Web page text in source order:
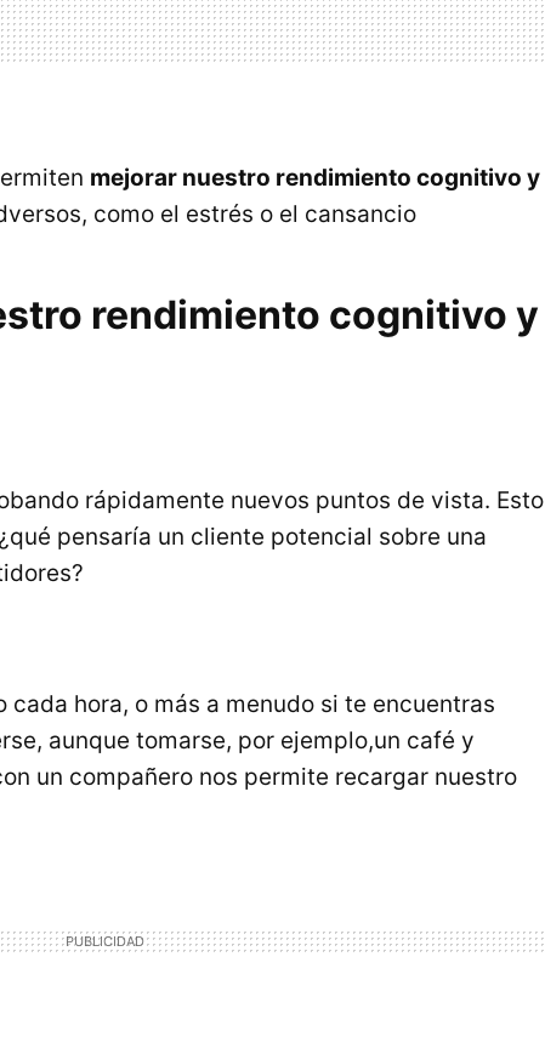
mejorar nuestro rendimiento cognitivo y
como el estrés o el cansancio
rendimiento cognitivo y
rápidamente nuevos puntos de vista. Esto
pensaría un cliente potencial sobre una
hora, o más a menudo si te encuentras
aunque tomarse, por ejemplo,un café y
un compañero nos permite recargar nuestro